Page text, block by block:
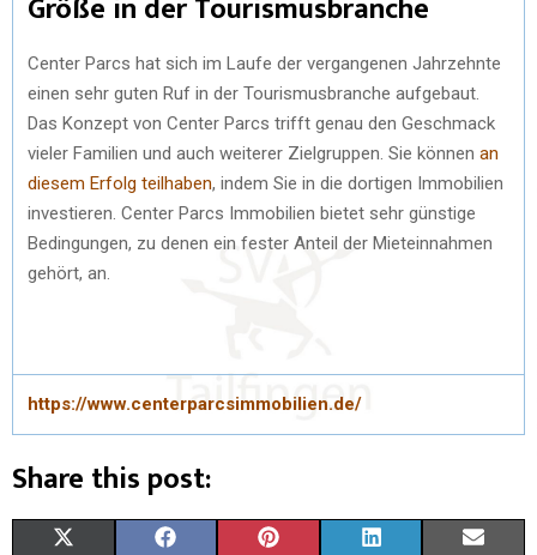
Center Parcs hat sich im Laufe der vergangenen Jahrzehnte
einen sehr guten Ruf in der Tourismusbranche aufgebaut.
Das Konzept von Center Parcs trifft genau den Geschmack
vieler Familien und auch weiterer Zielgruppen. Sie können an
diesem Erfolg teilhaben, indem Sie in die dortigen Immobilien
investieren. Center Parcs Immobilien bietet sehr günstige
Bedingungen, zu denen ein fester Anteil der Mieteinnahmen
gehört, an.
https://www.centerparcsimmobilien.de/
Share this post: